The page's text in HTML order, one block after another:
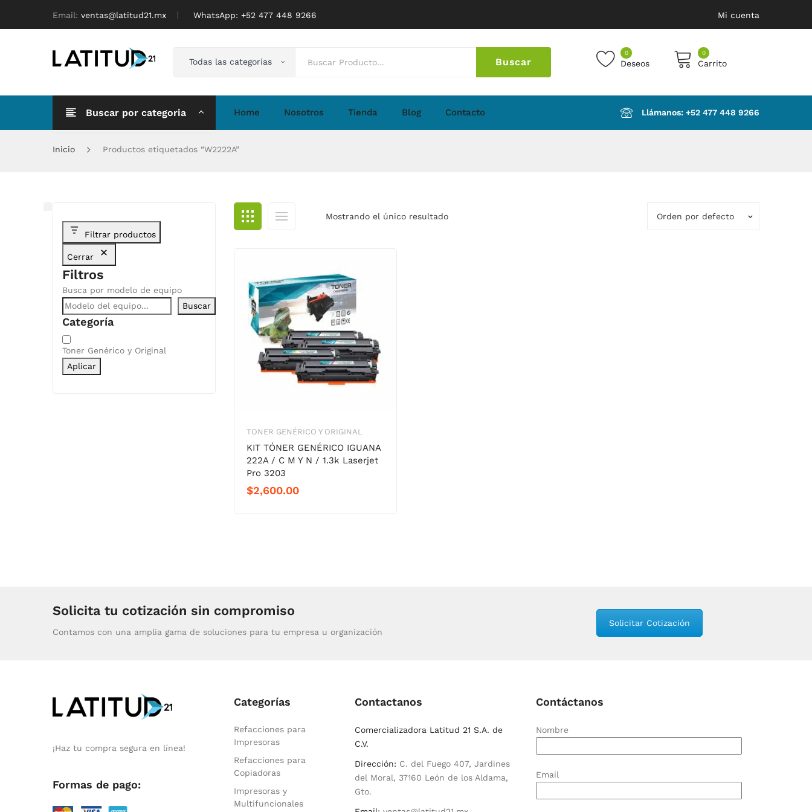
Email: ventas@latitud21.mx WhatsApp: ‪+52 477 448 9266 Mi cuenta
Todas las categorías Buscar
0
Deseos
0
Carrito
No products in the cart.
Buscar por categoria Home Nosotros Tienda Blog Contacto Llámanos: ‪+52 477 448 9266‬
Inicio Productos etiquetados “W2222A”
Mostrando el único resultado Orden por defecto
TONER GENÉRICO Y ORIGINAL
KIT TÓNER GENÉRICO IGUANA
222A / C M Y N / 1.3k Laserjet
Pro 3203
$2,600.00
Filtrar productos
Cerrar
Filtros
Busca por modelo de equipo
Buscar
Categoría
Categoría
Toner Genérico y Original
Aplicar
Solicita tu cotización sin compromiso
Contamos con una amplia gama de soluciones para tu empresa u organización
Solicitar Cotización
¡Haz tu compra segura en línea!
Formas de pago:
Categorías
Refacciones para
Impresoras
Refacciones para
Copiadoras
Impresoras y
Multifuncionales
Contactanos
Comercializadora Latitud 21 S.A. de
C.V.
Dirección: C. del Fuego 407, Jardines
del Moral, 37160 León de los Aldama,
Gto.
Contáctanos
Nombre
Email